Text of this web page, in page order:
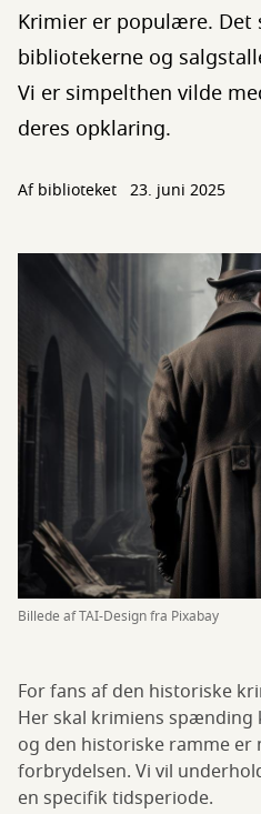
Krimier er populære. Det
bibliotekerne og
Vi er simpelthen vilde
deres opklaring.
Af biblioteket 23. juni 2025
Billede af TAI-Design fra Pixabay
For fans af den historiske
Her skal krimiens spænding
og den historiske ramme er
forbrydelsen. Vi vil
en specifik tidsperiode.